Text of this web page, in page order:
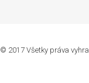
© 2017 Všetky práva